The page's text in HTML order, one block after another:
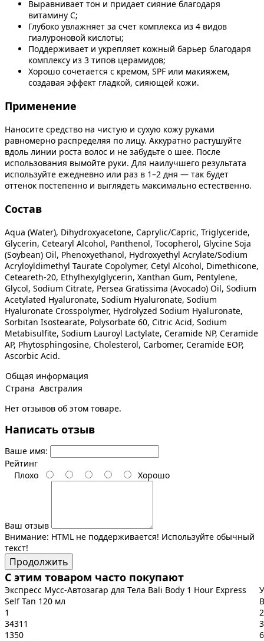
Выравнивает тон и придает сияние благодаря
витамину C;
Глубоко увлажняет за счет комплекса из 4 видов
гиалуроновой кислоты;
Поддерживает и укрепляет кожный барьер благодаря
комплексу из 3 типов церамидов;
Хорошо сочетается с кремом, SPF или макияжем,
создавая эффект гладкой, сияющей кожи.
Применение
Наносите средство на чистую и сухую кожу руками
равномерно распределяя по лицу. Аккуратно растушуйте
вдоль линии роста волос и не забудьте о шее. После
использования вымойте руки. Для наилучшего результата
используйте ежедневно или раз в 1–2 дня — так будет
оттенок постепенно и выглядеть максимально естественно.
Состав
Aqua (Water), Dihydroxyacetone, Caprylic/Capric, Triglyceride,
Glycerin, Cetearyl Alcohol, Panthenol, Tocopherol, Glycine Soja
(Soybean) Oil, Phenoxyethanol, Hydroxyethyl Acrylate/Sodium
Acryloyldimethyl Taurate Copolymer, Cetyl Alcohol, Dimethicone,
Ceteareth-20, Ethylhexylglycerin, Xanthan Gum, Pentylene,
Glycol, Sodium Citrate, Persea Gratissima (Avocado) Oil, Sodium
Acetylated Hyaluronate, Sodium Hyaluronate, Sodium
Hyaluronate Crosspolymer, Hydrolyzed Sodium Hyaluronate,
Sorbitan Isostearate, Polysorbate 60, Citric Acid, Sodium
Metabisulfite, Sodium Lauroyl Lactylate, Ceramide NP, Ceramide
AP, Phytosphingosine, Cholesterol, Carbomer, Ceramide EOP,
Ascorbic Acid.
Общая информация
Страна Австралия
Нет отзывов об этом товаре.
Написать отзыв
Ваше имя:
Рейтинг
Плохо
Хорошо
Ваш отзыв
Внимание: HTML не поддерживается! Используйте обычный
текст!
Продолжить
С этим товаром часто покупают
Экспресс Мусс-Автозагар для Тела Bali Body 1 Hour Express
Self Tan 120 мл
1
34311
1350
2